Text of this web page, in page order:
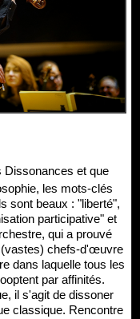
Dissonances et que
les mots-clés
sont beaux : "liberté",
participative" et
qui a prouvé
(vastes) chefs-d'œuvre
dans laquelle tous les
par affinités.
il s'agit de dissoner
classique. Rencontre